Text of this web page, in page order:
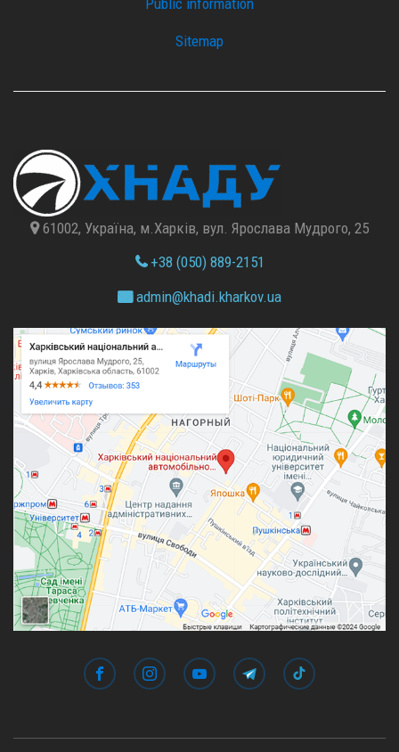
Sitemap
61002, Україна, м.Харків, вул. Ярослава Мудрого, 25
+38 (050) 889-2151
admin@khadi.kharkov.ua